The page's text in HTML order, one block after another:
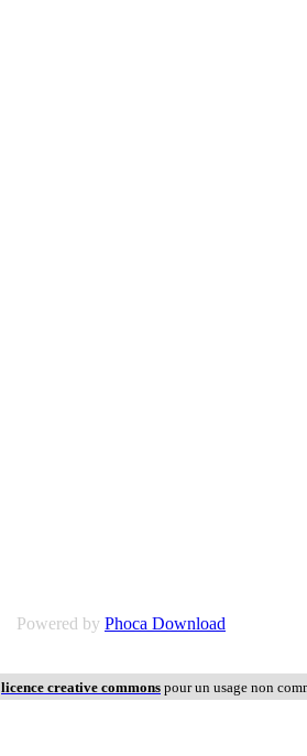
Powered by Phoca Download
licence creative commons pour un usage non